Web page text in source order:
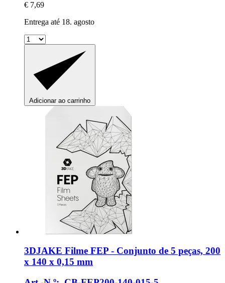
€ 7,69
Entrega até 18. agosto
Adicionar ao carrinho
3DJAKE Filme FEP -​ Conjunto de 5 peças, 200
x 140 x 0,15 mm